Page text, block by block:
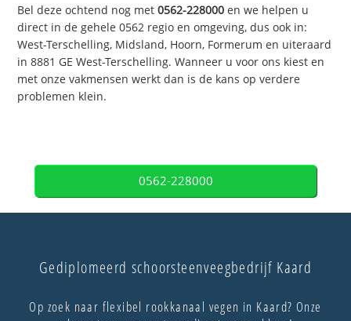
Bel deze ochtend nog met0562-228000 en we helpen u
direct in de gehele 0562 regio en omgeving, dus ook in:
West-Terschelling, Midsland, Hoorn, Formerum en uiteraard
in 8881 GE West-Terschelling. Wanneer u voor ons kiest en
met onze vakmensen werkt dan is de kans op verdere
problemen klein.
0562-228000
Gediplomeerd schoorsteenveegbedrijf Kaard
Op zoek naar flexibel rookkanaal vegen in Kaard? Onze